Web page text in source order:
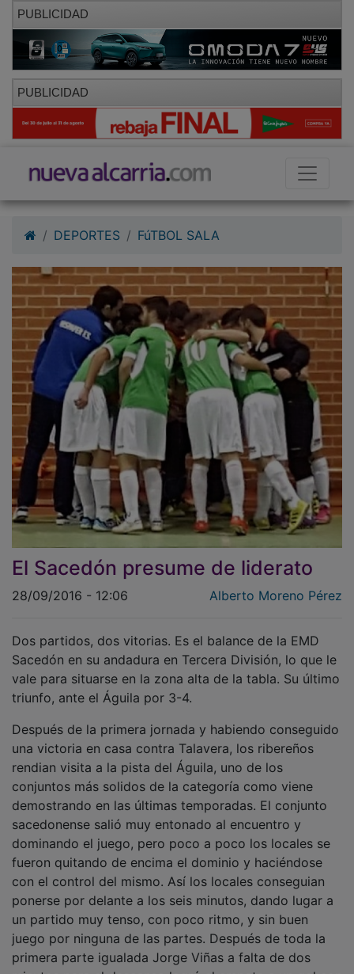
PUBLICIDAD
PUBLICIDAD
El Sacedón presume de liderato
28/09/2016 - 12:06
Sacedón en su andadura en Tercera División, lo que le
vale para situarse en la zona alta de la tabla. Su último
triunfo, ante el Águila por 3-4.
una victoria en casa contra Talavera, los ribereños
rendian visita a la pista del Águila, uno de los
conjuntos más solidos de la categoría como viene
demostrando en las últimas temporadas. El conjunto
sacedonense salió muy entonado al encuentro y
dominando el juego, pero poco a poco los locales se
fueron quitando de encima el dominio y haciéndose
con el control del mismo. Así los locales conseguian
ponerse por delante a los seis minutos, dando lugar a
un partido muy tenso, con poco ritmo, y sin buen
juego por ninguna de las partes. Después de toda la
primera parte igualada Jorge Viñas a falta de dos
minutos para el descanso logró el empate a un gol con